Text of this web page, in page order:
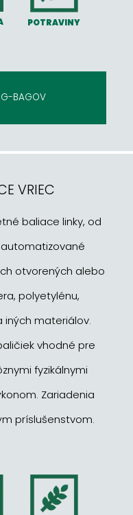
POTRAVINY
BAGOV
VRIEC
baliace linky, od
otvorených alebo
polyetylénu,
iných materiálov.
vhodné pre
fyzikálnymi
Zariadenia
príslušenstvom.